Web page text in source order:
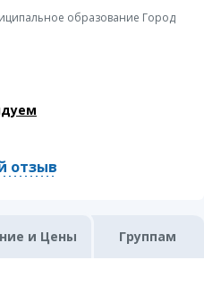
образование Город
отзыв
и Цены Группам